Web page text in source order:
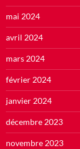
mai 2024
avril 2024
mars 2024
février 2024
janvier 2024
décembre 2023
novembre 2023